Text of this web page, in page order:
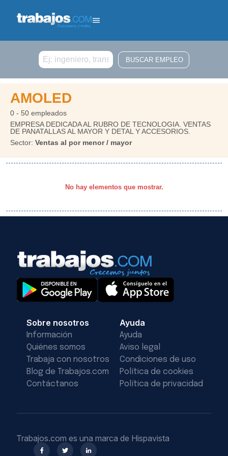
Buscar
AMOLED
0 - 50 empleados
EMPRESA DEDICADA AL RUBRO DE TECNOLOGIA. VENTAS
DE PANATALLAS AL MAYOR Y DETAL Y ACCESORIOS.
Sector: Ventas al por menor / mayor
No hay elementos que mostrar.
Sobre nosotros
Información
Quiénes somos
Trabaja con nosotros
Blog de Trabajos.com
Contáctanos
Ayuda
Ayuda
Aviso legal
Condiciones de uso
Política de cookies
Política de privacidad
Trabajos.com es una marca de Hispavista